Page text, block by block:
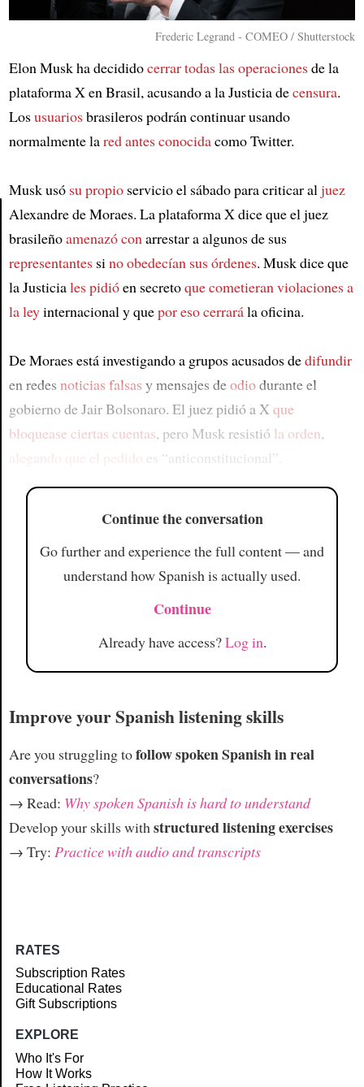
Article
Frederic Legrand - COMEO / Shutterstock
Elon Musk ha decididocerrar todas las operacionesde la
plataforma X en Brasil, acusando a la Justicia decensura.
Losusuariosbrasileros podrán continuar usando
normalmente lared antes conocidacomo Twitter.
Musk usó su propioservicio el sábado para criticar al juez
Alexandre de Moraes. La plataforma X dice que el juez
brasileñoamenazó con arrestar a algunos de sus
representantessi no obedecían sus órdenes. Musk dice que
la Justiciales pidióen secretoque cometieran violaciones a
la leyinternacional y quepor eso cerrarála oficina.
De Moraes está investigando a grupos acusados dedifundir
en redes noticias falsas y mensajes deodiodurante el
gobierno de Jair Bolsonaro. El juez pidió a X que
bloquease ciertas cuentas, pero Musk resistió la orden,
alegando que el pedido
es “anticonstitucional”.
Continue the conversation
Go further and experience the full content — and
understand how Spanish is actually used.
Continue
Already have access?Log in.
Improve your Spanish listening skills
Are you struggling tofollow spoken Spanish in real
conversations?
→ Read: Why spoken Spanish is hard to understand
Develop your skills withstructured listening exercises
→ Try: Practice with audio and transcripts
RATES
Subscription Rates
Educational Rates
Gift Subscriptions
EXPLORE
Who It's For
How It Works